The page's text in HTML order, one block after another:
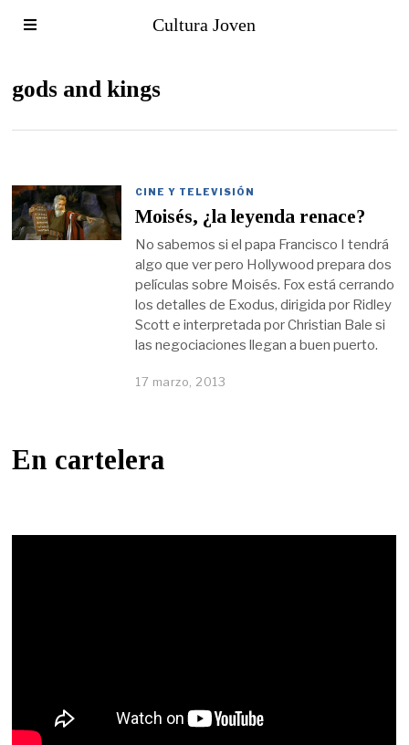
Cultura Joven
gods and kings
CINE Y TELEVISIÓN
Moisés, ¿la leyenda renace?
No sabemos si el papa Francisco I tendrá
algo que ver pero Hollywood prepara dos
películas sobre Moisés. Fox está cerrando
los detalles de Exodus, dirigida por Ridley
Scott e interpretada por Christian Bale si
las negociaciones llegan a buen puerto.
17 marzo, 2013
En cartelera